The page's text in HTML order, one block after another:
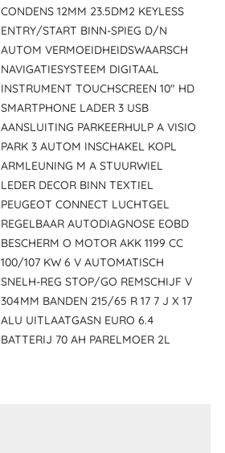
CONDENS 12MM 23.5DM2 KEYLESS
ENTRY/START BINN-SPIEG D/N
AUTOM VERMOEIDHEIDSWAARSCH
NAVIGATIESYSTEEM DIGITAAL
INSTRUMENT TOUCHSCREEN 10" HD
SMARTPHONE LADER 3 USB
AANSLUITING PARKEERHULP A VISIO
PARK 3 AUTOM INSCHAKEL KOPL
ARMLEUNING M A STUURWIEL
LEDER DECOR BINN TEXTIEL
PEUGEOT CONNECT LUCHTGEL
REGELBAAR AUTODIAGNOSE EOBD
BESCHERM O MOTOR AKK 1199 CC
100/107 KW 6 V AUTOMATISCH
SNELH-REG STOP/GO REMSCHIJF V
304MM BANDEN 215/65 R 17 7 J X 17
ALU UITLAATGASN EURO 6.4
BATTERIJ 70 AH PARELMOER 2L